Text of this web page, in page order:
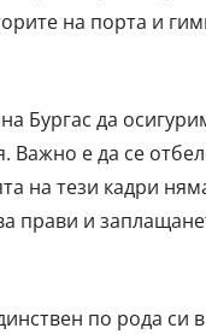
на порта и
Бургас да
Важно е да се
на тези кадри
прави и
по рода си